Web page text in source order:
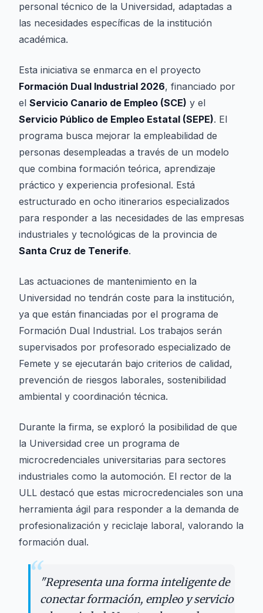
personal técnico de la Universidad, adaptadas a
las necesidades específicas de la institución
académica.
Esta iniciativa se enmarca en el proyecto
Formación Dual Industrial 2026, financiado por
el Servicio Canario de Empleo (SCE) y el
Servicio Público de Empleo Estatal (SEPE). El
programa busca mejorar la empleabilidad de
personas desempleadas a través de un modelo
que combina formación teórica, aprendizaje
práctico y experiencia profesional. Está
estructurado en ocho itinerarios especializados
para responder a las necesidades de las empresas
industriales y tecnológicas de la provincia de
Santa Cruz de Tenerife.
Las actuaciones de mantenimiento en la
Universidad no tendrán coste para la institución,
ya que están financiadas por el programa de
Formación Dual Industrial. Los trabajos serán
supervisados por profesorado especializado de
Femete y se ejecutarán bajo criterios de calidad,
prevención de riesgos laborales, sostenibilidad
ambiental y coordinación técnica.
Durante la firma, se exploró la posibilidad de que
la Universidad cree un programa de
microcredenciales universitarias para sectores
industriales como la automoción. El rector de la
ULL destacó que estas microcredenciales son una
herramienta ágil para responder a la demanda de
profesionalización y reciclaje laboral, valorando la
formación dual.
“"Representa una forma inteligente de
conectar formación, empleo y servicio